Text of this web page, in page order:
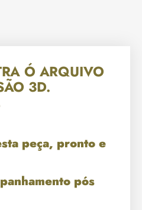
Ó ARQUIVO
3D.
peça, pronto e
pós